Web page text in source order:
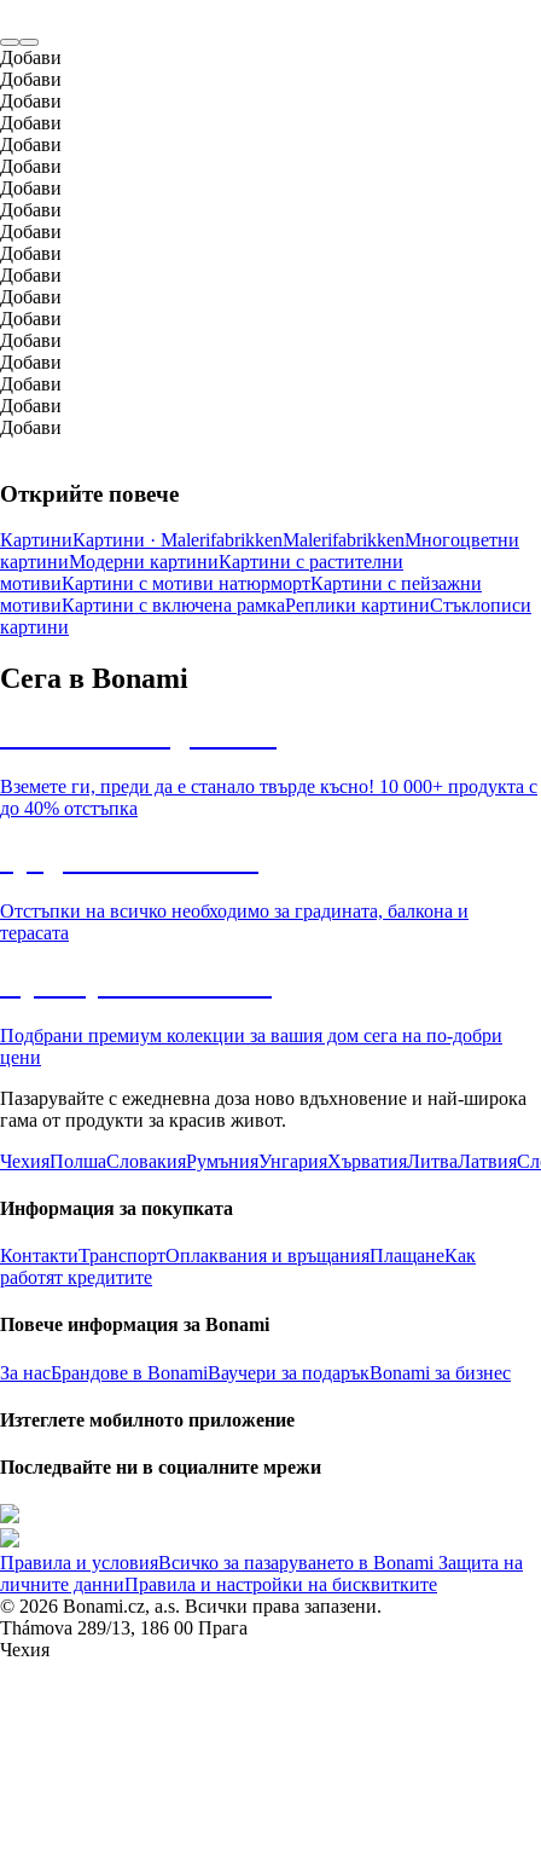
Добави
Добави
Добави
Добави
Добави
Добави
Добави
Добави
Добави
Добави
Добави
Добави
Добави
Добави
Добави
Добави
Добави
Добави
Открийте повече
КартиниКартини · MalerifabrikkenMalerifabrikkenМногоцветни
картиниМодерни картиниКартини с растителни
мотивиКартини с мотиви натюрмортКартини с пейзажни
мотивиКартини с включена рамкаРеплики картиниСтъклописи
картини
Сега в Bonami
Вземете ги, преди да е станало твърде късно! 10 000+ продукта с
до 40% отстъпка
Отстъпки на всичко необходимо за градината, балкона и
терасата
Подбрани премиум колекции за вашия дом сега на по-добри
цени
Пазарувайте с ежедневна доза ново вдъхновение и най-широка
гама от продукти за красив живот.
ЧехияПолшаСловакияРумънияУнгарияХърватияЛитваЛатвия
Информация за покупката
КонтактиТранспортОплаквания и връщанияПлащанеКак
работят кредитите
Повече информация за Bonami
За насБрандове в BonamiВаучери за подаръкBonami за бизнес
Изтеглете мобилното приложение
Последвайте ни в социалните мрежи
Правила и условияВсичко за пазаруването в Bonami Защита на
личните данниПравила и настройки на бисквитките
© 2026 Bonami.cz, a.s. Всички права запазени.
Thámova 289/13, 186 00 Прага
Чехия